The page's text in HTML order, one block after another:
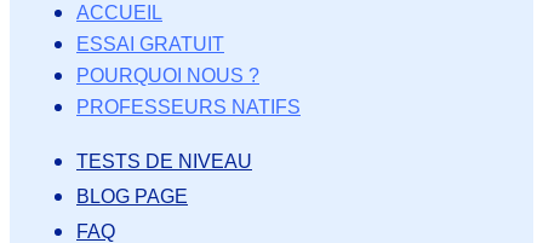
ACCUEIL
ESSAI GRATUIT
POURQUOI NOUS ?
PROFESSEURS NATIFS
TESTS DE NIVEAU
BLOG PAGE
FAQ